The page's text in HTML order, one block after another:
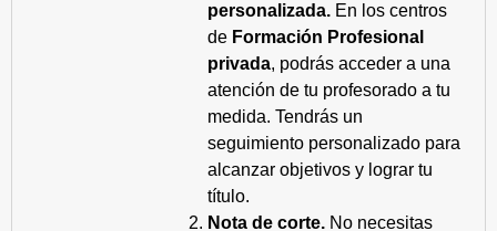
personalizada. En los centros
de Formación Profesional
privada, podrás acceder a una
atención de tu profesorado a tu
medida. Tendrás un
seguimiento personalizado para
alcanzar objetivos y lograr tu
título.
Nota de corte. No necesitas